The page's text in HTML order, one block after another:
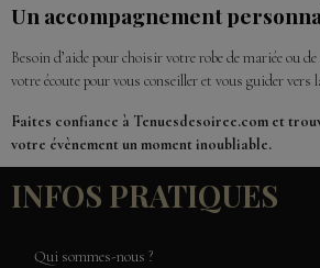
Un accompagnement
Besoin d’aide pour choisir votre robe de mariée ou
votre écoute pour vous conseiller et vous guider vers
Faites confiance à Tenuesdesoiree.com et
votre évènement un moment inoubliable.
INFOS PRATIQUES
Qui sommes-nous ?